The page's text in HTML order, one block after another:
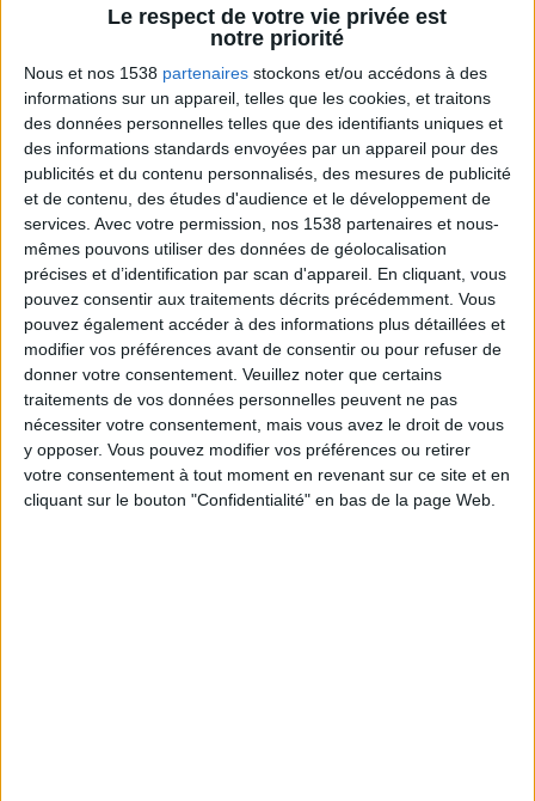
Le respect de votre vie privée est
notre priorité
Nous et nos 1538 partenaires stockons et/ou accédons à des
informations sur un appareil, telles que les cookies, et traitons
des données personnelles telles que des identifiants uniques et
des informations standards envoyées par un appareil pour des
publicités et du contenu personnalisés, des mesures de publicité
et de contenu, des études d'audience et le développement de
services. Avec votre permission, nos 1538 partenaires et nous-
mêmes pouvons utiliser des données de géolocalisation
précises et d’identification par scan d'appareil. En cliquant, vous
pouvez consentir aux traitements décrits précédemment. Vous
pouvez également accéder à des informations plus détaillées et
modifier vos préférences avant de consentir ou pour refuser de
donner votre consentement. Veuillez noter que certains
traitements de vos données personnelles peuvent ne pas
nécessiter votre consentement, mais vous avez le droit de vous
y opposer. Vous pouvez modifier vos préférences ou retirer
votre consentement à tout moment en revenant sur ce site et en
cliquant sur le bouton "Confidentialité" en bas de la page Web.
à temps. Ne cédez pas au syndrome "au point où
Si vous constatez un ou deux kilos
supplémentaires, supprimez graisses et sucres
pendant quelques jours, nourrissez-vous
sainement (bouillons de légumes tisanes blancs
de poulet nature, poissons maigres) et vos kilos
s'envoleront sans souci.
Concoctez-vous des smoothies qui vont chasser
les toxines en vous donnant du tonus. Et qui
raviront votre palais.
Inventez des cocktails de fruits et légumes